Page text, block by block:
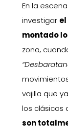
En la
investigar
montado
zona,
vajilla que
los clásicos
son